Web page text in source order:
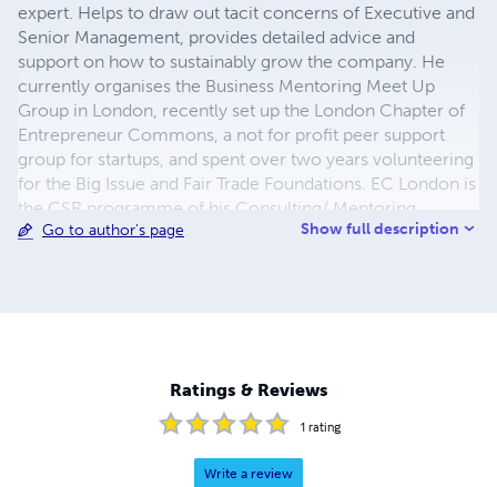
expert. Helps to draw out tacit concerns of Executive and
Senior Management, provides detailed advice and
support on how to sustainably grow the company. He
currently organises the Business Mentoring Meet Up
Group in London, recently set up the London Chapter of
Entrepreneur Commons, a not for profit peer support
group for startups, and spent over two years volunteering
for the Big Issue and Fair Trade Foundations. EC London is
the CSR programme of his Consulting/ Mentoring
practise (www.bizstuff.co). He also has previous
Go to author's page Show full description
Ratings & Reviews
1 rating
Write a review